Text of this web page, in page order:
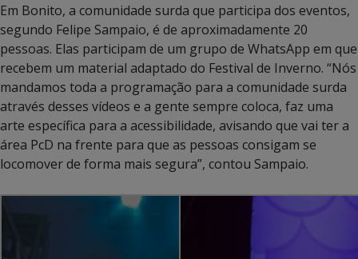
Em Bonito, a comunidade surda que participa dos eventos,
segundo Felipe Sampaio, é de aproximadamente 20
pessoas. Elas participam de um grupo de WhatsApp em que
recebem um material adaptado do Festival de Inverno. “Nós
mandamos toda a programação para a comunidade surda
através desses vídeos e a gente sempre coloca, faz uma
arte específica para a acessibilidade, avisando que vai ter a
área PcD na frente para que as pessoas consigam se
locomover de forma mais segura”, contou Sampaio.